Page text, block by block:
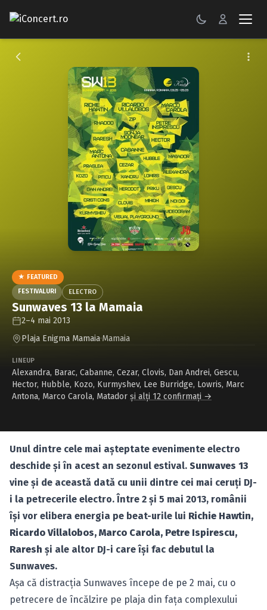
CONCERTE
Caută în site...
★ FEATURED
FESTIVALURI
ELECTRO
Sunwaves 13 la Mamaia
2–4 mai 2013
Plaja Enigma Mamaia·Mamaia
LINEUP
Alexandra, Barac, Cabanne, Cezar, Clovis, Dan Andrei, Gescu,
Hector, Hubble, Kozo, Kurmyshev, Lee Burridge, Lowris, Marc
Antona, Marco Carola, Matador și alți 12 confirmați →
Unul dintre cele mai aşteptate evenimente electro
deschide şi în acest an sezonul estival. Sunwaves 13
vine şi de această dată cu unii dintre cei mai ceruţi DJ-
i la petrecerile electro. Între 2 şi 5 mai 2013, românii
îşi vor elibera energia pe beat-urile lui Richie Hawtin,
Ricardo Villalobos, Marco Carola, Petre Ispirescu,
Raresh şi ale altor DJ-i care îşi fac debutul la
Sunwaves.
Aşa că distracţia Sunwaves începe de pe 2 mai, cu o
petrecere de încălzire pe plaja din faţa complexului